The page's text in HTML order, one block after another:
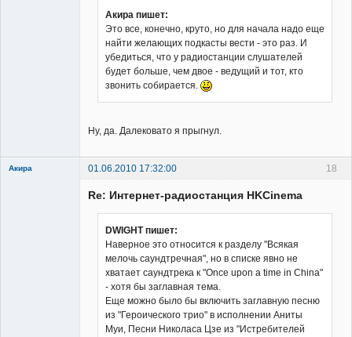
Акира пишет:
Это все, конечно, круто, но для начала надо еще
найти желающих подкасты вести - это раз. И
убедиться, что у радиостанции слушателей
будет больше, чем двое - ведущий и тот, кто
звонить собирается.
Ну, да. Далековато я прыгнул.
18
Акира 01.06.2010 17:32:00
Re: Интернет-радиостанция HKCinema
DWIGHT пишет:
Наверное это относится к разделу "Всякая
мелочь саундтречная", но в списке явно не
хватает саундтрека к "Once upon a time in China"
- хотя бы заглавная тема.
Еще можно было бы включить заглавную песню
из "Героического трио" в исполнении Аниты
Муи, Песни Николаса Цзе из "Истребителей